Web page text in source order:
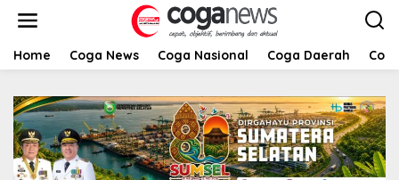
t
Home Coga News Coga Nasional Coga Daerah